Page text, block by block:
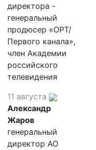
директора -
генеральный
продюсер «ОРТ/
Первого канала»,
член Академии
российского
телевидения
11 августа
Александр
Жаров
генеральный
директор АО